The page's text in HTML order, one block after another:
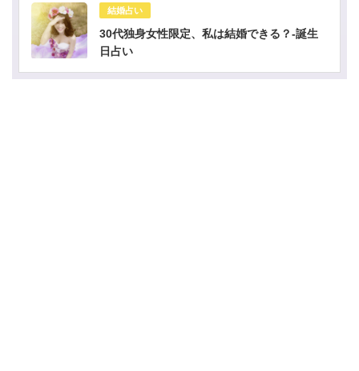
結婚占い
30代独身女性限定、私は結婚できる？-誕生
日占い